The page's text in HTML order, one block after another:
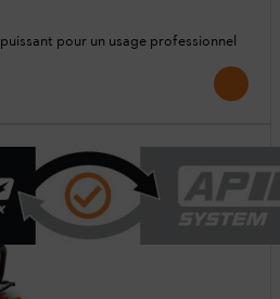
pour un usage professionnel